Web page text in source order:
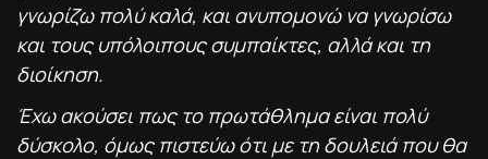
γνωρίζω πολύ καλά, και ανυπομονώ να γνωρίσω
και τους υπόλοιπους συμπαίκτες, αλλά και τη
διοίκηση.
Έχω ακούσει πως το πρωτάθλημα είναι πολύ
δύσκολο, όμως πιστεύω ότι με τη δουλειά που θα